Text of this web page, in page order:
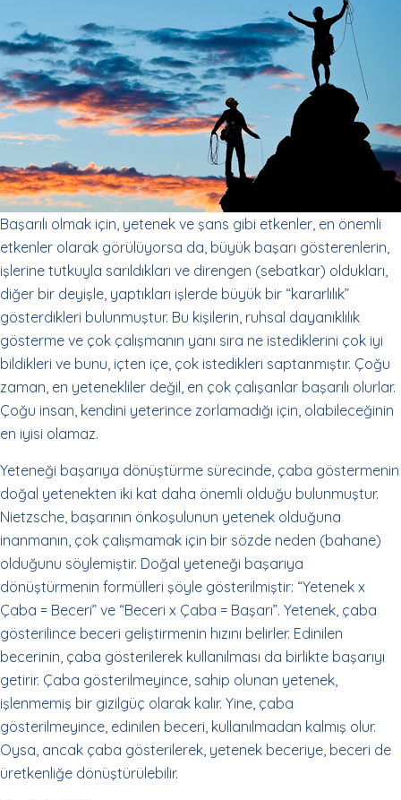
Başarılı olmak için, yetenek ve şans gibi etkenler, en önemli
etkenler olarak görülüyorsa da, büyük başarı gösterenlerin,
işlerine tutkuyla sarıldıkları ve direngen (sebatkar) oldukları,
diğer bir deyişle, yaptıkları işlerde büyük bir “kararlılık”
gösterdikleri bulunmuştur. Bu kişilerin, ruhsal dayanıklılık
gösterme ve çok çalışmanın yanı sıra ne istediklerini çok iyi
bildikleri ve bunu, içten içe, çok istedikleri saptanmıştır. Çoğu
zaman, en yetenekliler değil, en çok çalışanlar başarılı olurlar.
Çoğu insan, kendini yeterince zorlamadığı için, olabileceğinin
en iyisi olamaz.
Yeteneği başarıya dönüştürme sürecinde, çaba göstermenin
doğal yetenekten iki kat daha önemli olduğu bulunmuştur.
Nietzsche, başarının önkoşulunun yetenek olduğuna
inanmanın, çok çalışmamak için bir sözde neden (bahane)
olduğunu söylemiştir. Doğal yeteneği başarıya
dönüştürmenin formülleri şöyle gösterilmiştir: “Yetenek x
Çaba = Beceri” ve “Beceri x Çaba = Başarı”. Yetenek, çaba
gösterilince beceri geliştirmenin hızını belirler. Edinilen
becerinin, çaba gösterilerek kullanılması da birlikte başarıyı
getirir. Çaba gösterilmeyince, sahip olunan yetenek,
işlenmemiş bir gizilgüç olarak kalır. Yine, çaba
gösterilmeyince, edinilen beceri, kullanılmadan kalmış olur.
Oysa, ancak çaba gösterilerek, yetenek beceriye, beceri de
üretkenliğe dönüştürülebilir.